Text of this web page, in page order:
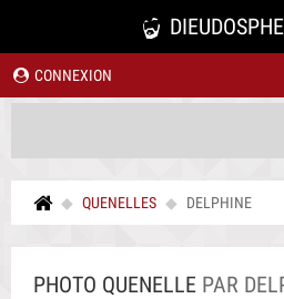
CONNEXION
QUENELLES DELPHINE
PHOTO QUENELLE PAR